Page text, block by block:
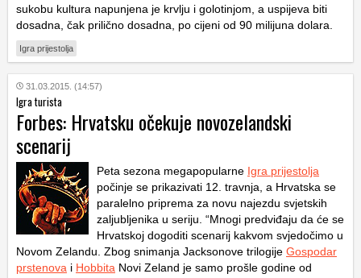
sukobu kultura napunjena je krvlju i golotinjom, a uspijeva biti
dosadna, čak prilično dosadna, po cijeni od 90 milijuna dolara.
Igra prijestolja
31.03.2015. (14:57)
Igra turista
Forbes: Hrvatsku očekuje novozelandski
scenarij
Peta sezona megapopularne Igra prijestolja
počinje se prikazivati 12. travnja, a Hrvatska se
paralelno priprema za novu najezdu svjetskih
zaljubljenika u seriju. “Mnogi predviđaju da će se
Hrvatskoj dogoditi scenarij kakvom svjedočimo u
Novom Zelandu. Zbog snimanja Jacksonove trilogije Gospodar
prstenova i Hobbita Novi Zeland je samo prošle godine od